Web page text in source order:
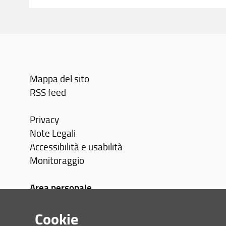
Mappa del sito
RSS feed
Privacy
Note Legali
Accessibilità e usabilità
Monitoraggio
Area personale
Cookie